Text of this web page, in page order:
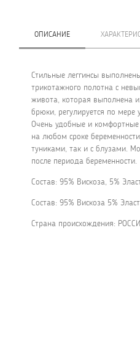
ОПИСАНИЕ
Стильные леггинсы
трикотажного полотна с
живота, которая выполнена
брюки, регулируется по мере
Очень удобные и
на любом сроке
туниками, так и с блузами.
после периода беременности.
Состав: 95% Вискоза, 5%
Состав: 95% Вискоза 5%
Страна происхождения: